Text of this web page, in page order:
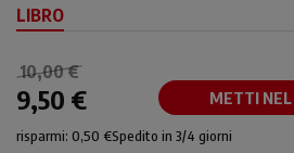
LIBRO
10,00 €
9,50 € METTI NEL
risparmi: 0,50 €Spedito in 3/4 giorni